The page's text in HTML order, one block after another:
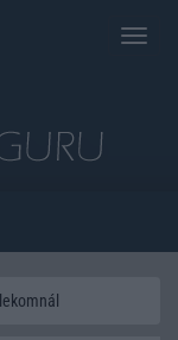
Toggle